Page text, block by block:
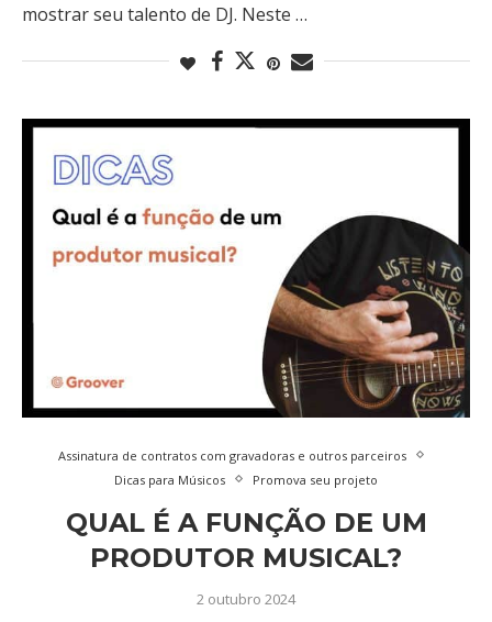
mostrar seu talento de DJ. Neste …
Assinatura de contratos com gravadoras e outros parceiros
Dicas para Músicos
Promova seu projeto
QUAL É A FUNÇÃO DE UM
PRODUTOR MUSICAL?
2 outubro 2024